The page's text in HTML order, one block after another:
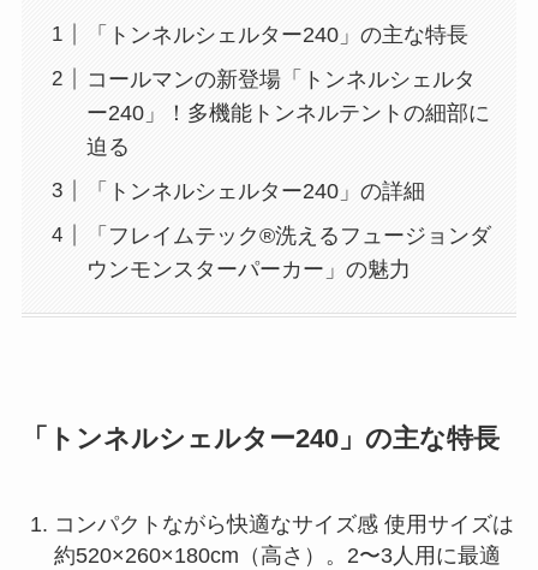
「トンネルシェルター240」の主な特長
コールマンの新登場「トンネルシェルタ
ー240」！多機能トンネルテントの細部に
迫る
「トンネルシェルター240」の詳細
「フレイムテック®洗えるフュージョンダ
ウンモンスターパーカー」の魅力
「トンネルシェルター240」の主な特長
コンパクトながら快適なサイズ感 使用サイズは
約520×260×180cm（高さ）。2〜3人用に最適